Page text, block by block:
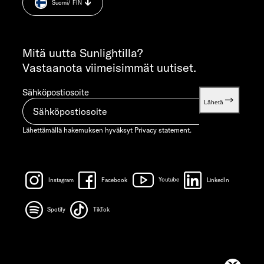
FRI 7:30 AM – 12:00 PM
info@sunlight.de
Weight information.
Mitä uutta Sunlightilla?
Vastaanota viimeisimmät uutiset.
Sähköpostiosoite
Lähetä
Lähettämällä hakemuksen hyväksyt Privacy statement.
Instagram Facebook Youtube LinkedIn
Spotify TikTok
Suomi/ FIN